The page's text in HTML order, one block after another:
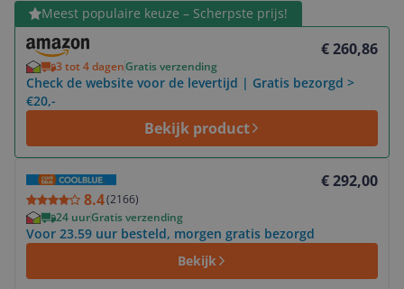
Meest populaire keuze – Scherpste prijs!
€ 260,86
3 tot 4 dagenGratis verzending
Check de website voor de levertijd | Gratis bezorgd >
€20,-
Bekijk product
Bekijk product
8.4(2166)
€ 292,00
24 uurGratis verzending
Voor 23.59 uur besteld, morgen gratis bezorgd
Bekijk